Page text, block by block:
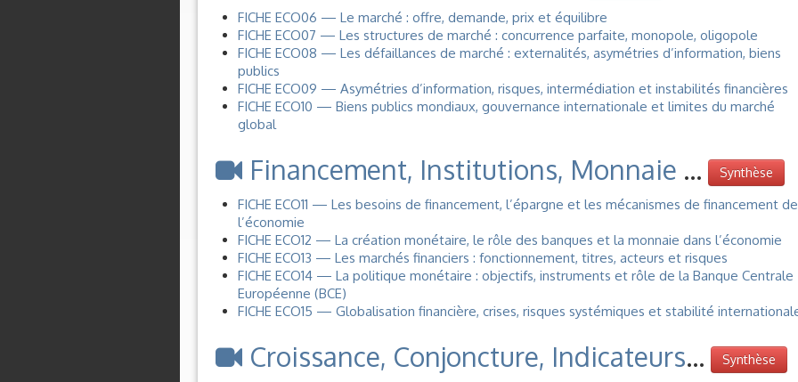
FICHE ECO06 — Le marché : offre, demande, prix et équilibre
FICHE ECO07 — Les structures de marché : concurrence parfaite, monopole, oligopole
FICHE ECO08 — Les défaillances de marché : externalités, asymétries d’information, biens
publics
FICHE ECO09 — Asymétries d’information, risques, intermédiation et instabilités financières
FICHE ECO10 — Biens publics mondiaux, gouvernance internationale et limites du marché
global
Financement, Institutions, Monnaie ... Synthèse
FICHE ECO11 — Les besoins de financement, l’épargne et les mécanismes de financement de
l’économie
FICHE ECO12 — La création monétaire, le rôle des banques et la monnaie dans l’économie
FICHE ECO13 — Les marchés financiers : fonctionnement, titres, acteurs et risques
FICHE ECO14 — La politique monétaire : objectifs, instruments et rôle de la Banque Centrale
Européenne (BCE)
FICHE ECO15 — Globalisation financière, crises, risques systémiques et stabilité
Croissance, Conjoncture, Indicateurs... Synthèse